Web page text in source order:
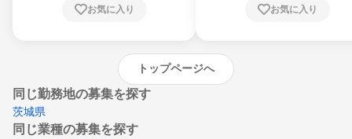
崎県、熊本県、大分県、宮崎県、鹿児島県、
お気に入り お気に入り
トップページへ
同じ勤務地の募集を探す
茨城県
同じ業種の募集を探す